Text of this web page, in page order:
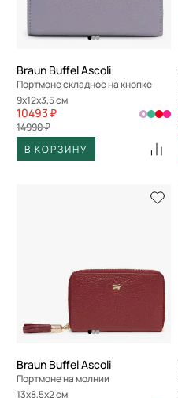
Braun Buffel Ascoli
Портмоне складное на кнопке
9x12x3,5 см
10493 ₽
14990 ₽
В КОРЗИНУ
Braun Buffel Ascoli
Портмоне на молнии
13x8,5x2 см